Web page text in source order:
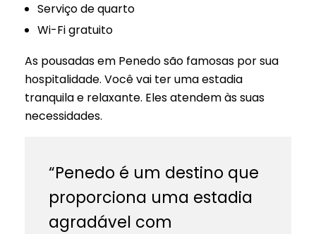
Serviço de quarto
Wi-Fi gratuito
As pousadas em Penedo são famosas por sua
hospitalidade. Você vai ter uma estadia
tranquila e relaxante. Eles atendem às suas
necessidades.
“Penedo é um destino que
proporciona uma estadia
agradável com